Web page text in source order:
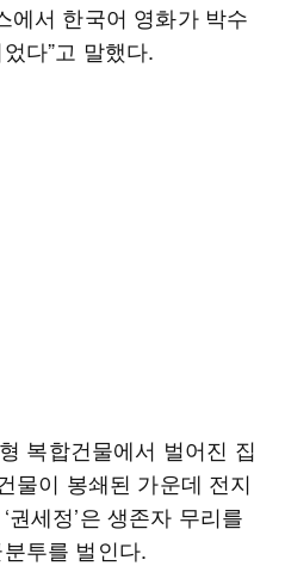
에서 한국어 영화가 박수
다”고 말했다.
복합건물에서 벌어진 집
물이 봉쇄된 가운데 전지
세정’은 생존자 무리를
투를 벌인다.